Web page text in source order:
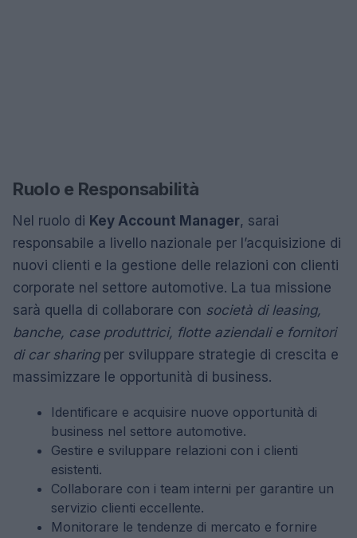
Ruolo e Responsabilità
Nel ruolo di Key Account Manager, sarai
responsabile a livello nazionale per l’acquisizione di
nuovi clienti e la gestione delle relazioni con clienti
corporate nel settore automotive. La tua missione
sarà quella di collaborare con società di leasing,
banche, case produttrici, flotte aziendali e fornitori
di car sharingper sviluppare strategie di crescita e
massimizzare le opportunità di business.
Identificare e acquisire nuove opportunità di
business nel settore automotive.
Gestire e sviluppare relazioni con i clienti
esistenti.
Collaborare con i team interni per garantire un
servizio clienti eccellente.
Monitorare le tendenze di mercato e fornire